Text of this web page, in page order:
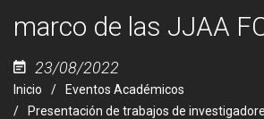
marco de las JJAA
23/08/2022
Inicio
Eventos Académicos
Presentación de trabajos de